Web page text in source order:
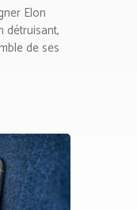
Elon
détruisant,
de ses